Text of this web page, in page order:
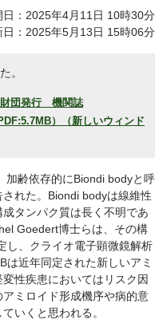
日：2025年4月11日 10時30分
日：2025年5月13日 15時06分
。
財団発行 機関誌
）（新しいウィンド
加齢依存的にBiondi bodyと呼
れた。 Biondi bodyは線維性
タンパク質は長く不明であ
Goedert博士らは、その構
し、クライオ電子顕微鏡解析
近年同定された新しいアミ
性疾患においてはリスク因
ミロイド形成機序や病的意
いくと思われる。